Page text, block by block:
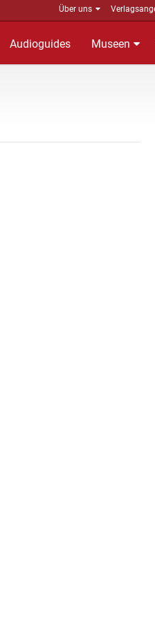
Über uns
Audioguides Museen